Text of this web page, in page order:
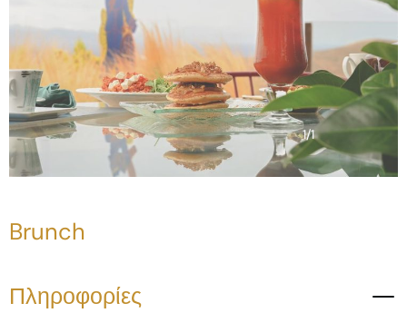
Brunch
Πληροφορίες
1/1